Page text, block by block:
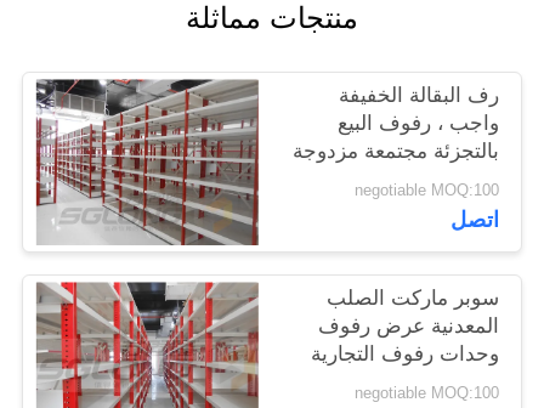
منتجات مماثلة
رف البقالة الخفيفة
واجب ، رفوف البيع
بالتجزئة مجتمعة مزدوجة
من جانب
negotiable MOQ:100
اتصل
سوبر ماركت الصلب
المعدنية عرض رفوف
وحدات رفوف التجارية
حسب الطلب اللون
negotiable MOQ:100